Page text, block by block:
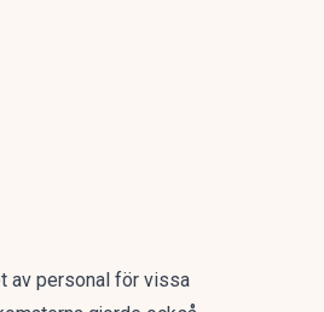
av personal för vissa